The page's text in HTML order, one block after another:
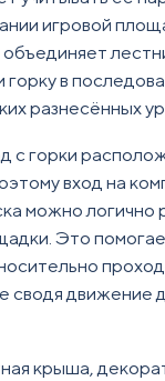
игровой
горку в
разнесённых
с горки
вход на
можно логично
Это
сводя движение
крыша,